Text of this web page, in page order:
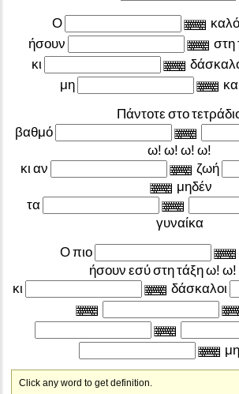
Ο
ήσουν
στη
κι
μη
Πάντοτε στο
βαθμό
ω! ω! ω! ω!
κι αν
ζωή
μηδέν
τα
γυναίκα
Οπιο
ήσουν εσύστητάξηω! ω!
κι
δάσκαλοι
μη
Click any word to get definition.